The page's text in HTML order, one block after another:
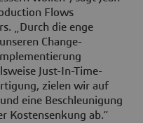
Flows
„Durch die enge
Change-
Just-In-Time-
zielen wir auf
eine Beschleunigung
Kostensenkung ab.“